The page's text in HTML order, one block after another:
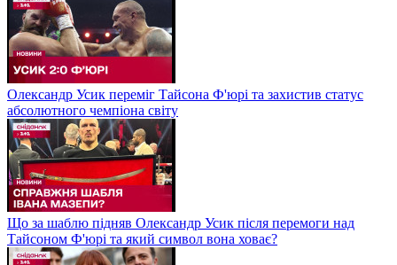
Олександр Усик переміг Тайсона Ф'юрі та захистив статус
абсолютного чемпіона світу
Що за шаблю підняв Олександр Усик після перемоги над
Тайсоном Ф'юрі та який символ вона ховає?